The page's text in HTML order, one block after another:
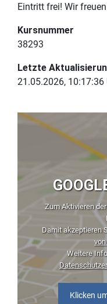
Eintritt frei! Wir
Kursnummer
38293
Letzte
21.05.2026, 10:17:36
Zum Aktivieren
Damit akzeptieren
Weitere
Klicken